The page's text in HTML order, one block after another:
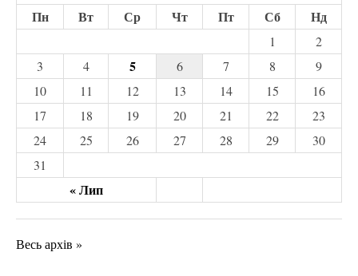
Пн
Вт Ср Чт Пт Сб Нд
« Лип
1
2
3
4 5 6 7 8
9
10
11 12 13 14 15
16
17
18 19 20 21 22
23
24
25 26 27 28 29
30
31
Весь архів »